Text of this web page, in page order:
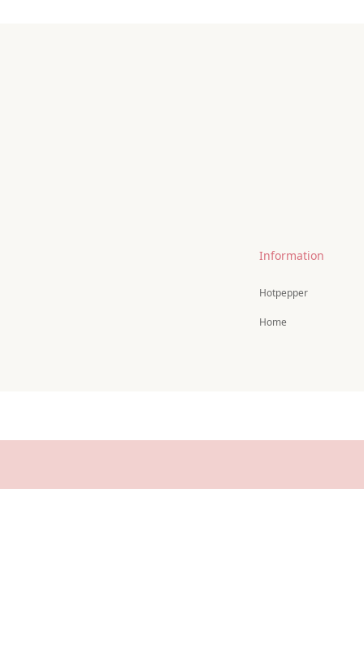
Information
Hotpepper
Home